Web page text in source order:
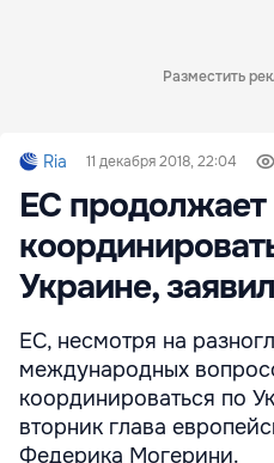
Разместить
Ria 11 декабря 2018, 22:04
ЕС продолжает
Украине,
ЕС, несмотря на
международных
координироваться по
вторник глава
Федерика Могерини.